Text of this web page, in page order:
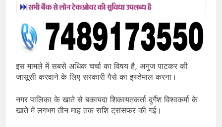
इस मामले में सबसे अधिक चर्चा का विषय है, अनुज पाटकर की
जासूसी करवाने के लिए सरकारी पैसे का इस्तेमाल करना।
नगर पालिका के खाते से बकायदा शिकायतकर्ता दुर्गेश विश्वकर्मा के
खाते में लगभग तीन माह तक राशि ट्रांसफर की गई।